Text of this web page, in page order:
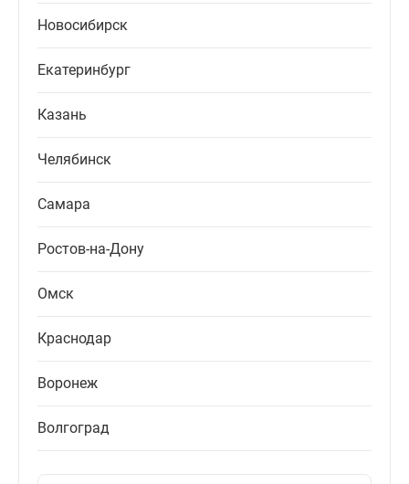
Новосибирск
Екатеринбург
Казань
Челябинск
Самара
Ростов-на-Дону
Омск
Краснодар
Воронеж
Волгоград